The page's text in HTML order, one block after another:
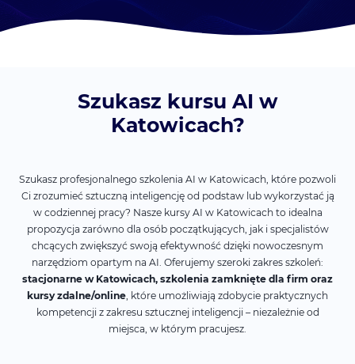
Szukasz kursu AI w
Katowicach?
Szukasz profesjonalnego szkolenia AI w Katowicach, które pozwoli
Ci zrozumieć sztuczną inteligencję od podstaw lub wykorzystać ją
w codziennej pracy? Nasze kursy AI w Katowicach to idealna
propozycja zarówno dla osób początkujących, jak i specjalistów
chcących zwiększyć swoją efektywność dzięki nowoczesnym
narzędziom opartym na AI. Oferujemy szeroki zakres szkoleń:
stacjonarne w Katowicach, szkolenia zamknięte dla firm oraz
kursy zdalne/online , które umożliwiają zdobycie praktycznych
kompetencji z zakresu sztucznej inteligencji – niezależnie od
miejsca, w którym pracujesz.